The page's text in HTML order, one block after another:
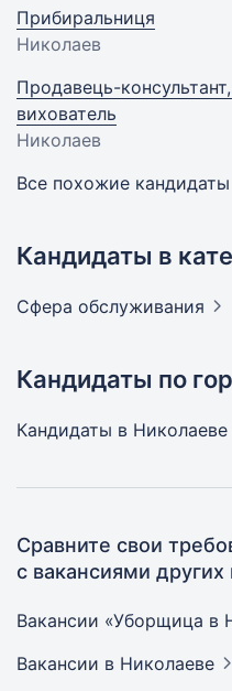
Прибиральниця
Николаев
Продавець-
вихователь
Николаев
Все похожие кандидаты
Кандидаты в
Сфера обслуживания
Кандидаты по
Кандидаты в Николаеве
Сравните свои
с вакансиями
Вакансии «Уборщица в
Вакансии в Николаеве